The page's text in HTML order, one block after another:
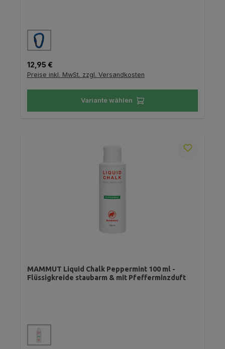
Farbe
Regulärer Preis:
12,95 €
Preise inkl. MwSt. zzgl. Versandkosten
Variante wählen
MAMMUT Liquid Chalk Peppermint 100 ml -
Flüssigkreide staubarm & mit Pfefferminzduft
Farbe